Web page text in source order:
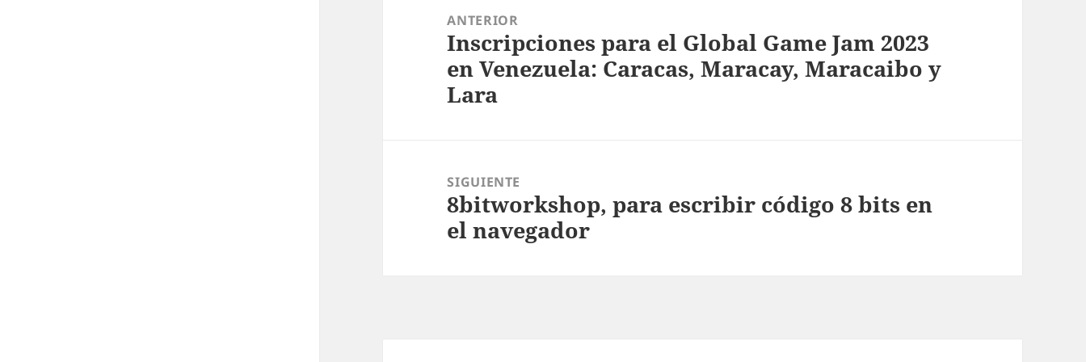
entradas
ANTERIOR
Entrada
anterior:
Inscripciones para el Global Game Jam 2023
en Venezuela: Caracas, Maracay, Maracaibo y
Lara
SIGUIENTE
Entrada
siguiente:
8bitworkshop, para escribir código 8 bits en
el navegador